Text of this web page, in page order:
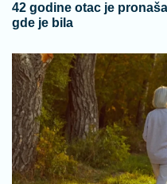
42 godine otac je
gde je bila